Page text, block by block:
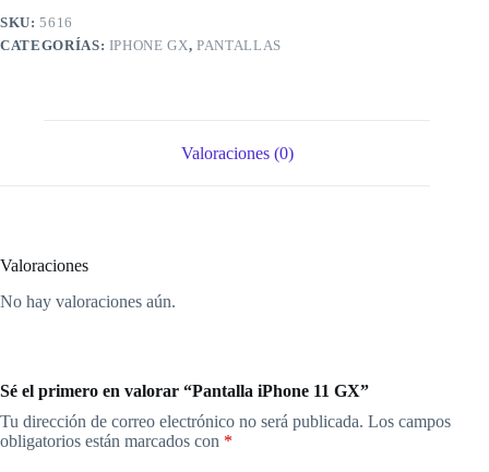
SKU:5616
CATEGORÍAS: IPHONE GX, PANTALLAS
Valoraciones (0)
Valoraciones
No hay valoraciones aún.
Sé el primero en valorar “Pantalla iPhone 11 GX”
Tu dirección de correo electrónico no será publicada. Los campos
obligatorios están marcados con *